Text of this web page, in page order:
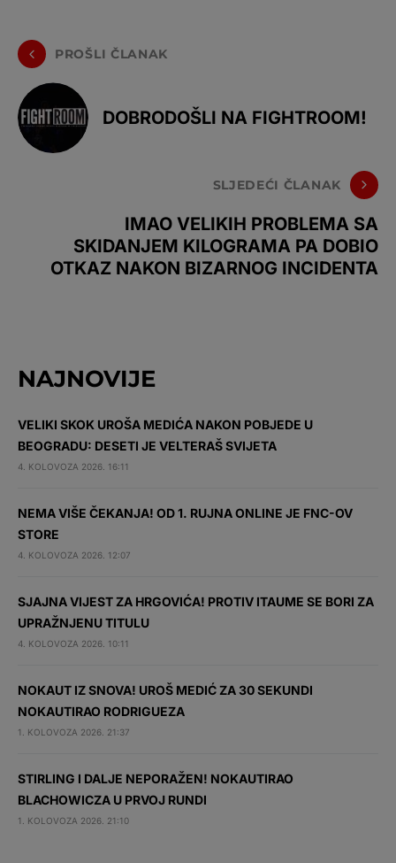
PROŠLI ČLANAK
DOBRODOŠLI NA FIGHTROOM!
SLJEDEĆI ČLANAK
IMAO VELIKIH PROBLEMA SA
SKIDANJEM KILOGRAMA PA DOBIO
OTKAZ NAKON BIZARNOG INCIDENTA
NAJNOVIJE
VELIKI SKOK UROŠA MEDIĆA NAKON POBJEDE U
BEOGRADU: DESETI JE VELTERAŠ SVIJETA
4. KOLOVOZA 2026. 16:11
NEMA VIŠE ČEKANJA! OD 1. RUJNA ONLINE JE FNC-OV
STORE
4. KOLOVOZA 2026. 12:07
SJAJNA VIJEST ZA HRGOVIĆA! PROTIV ITAUME SE BORI ZA
UPRAŽNJENU TITULU
4. KOLOVOZA 2026. 10:11
NOKAUT IZ SNOVA! UROŠ MEDIĆ ZA 30 SEKUNDI
NOKAUTIRAO RODRIGUEZA
1. KOLOVOZA 2026. 21:37
STIRLING I DALJE NEPORAŽEN! NOKAUTIRAO
BLACHOWICZA U PRVOJ RUNDI
1. KOLOVOZA 2026. 21:10